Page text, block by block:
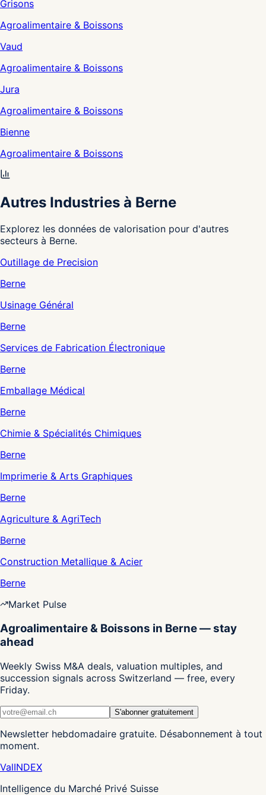
Grisons
Agroalimentaire & Boissons
Vaud
Agroalimentaire & Boissons
Jura
Agroalimentaire & Boissons
Bienne
Agroalimentaire & Boissons
Autres Industries à Berne
Explorez les données de valorisation pour d'autres
secteurs à Berne.
Outillage de Precision
Berne
Usinage Général
Berne
Services de Fabrication Électronique
Berne
Emballage Médical
Berne
Chimie & Spécialités Chimiques
Berne
Imprimerie & Arts Graphiques
Berne
Agriculture & AgriTech
Berne
Construction Metallique & Acier
Berne
Market Pulse
Agroalimentaire & Boissons in Berne — stay
ahead
Weekly Swiss M&A deals, valuation multiples, and
succession signals across Switzerland — free, every
Friday.
S'abonner gratuitement
Newsletter hebdomadaire gratuite. Désabonnement à tout
moment.
ValINDEX
Intelligence du Marché Privé Suisse